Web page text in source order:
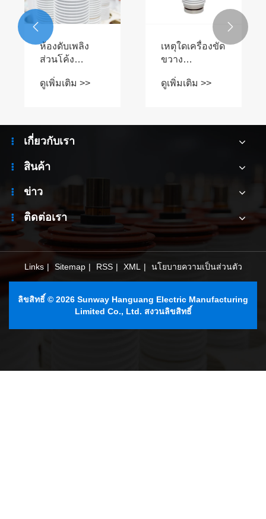
36KV จึงจำเป็น
สำหรับการจ่าย
พลังงานสมัย
ใหม่
ดูเพิ่มเติม >>
สำหรับ VCB
กลางแจ้งจึงมี
อย่างยิ่งต่อ
การกระจาย
ถือได้
ดูเพิ่มเติม >>
 
เกี่ยวกับเรา
สินค้า
ข่าว
ติดต่อเรา
Links | Sitemap | RSS | XML | นโยบายความเป็นส่วนตัว
ลิขสิทธิ์ © 2026 Sunway Hanguang Electric Manufacturing
Limited Co., Ltd. สงวนลิขสิทธิ์